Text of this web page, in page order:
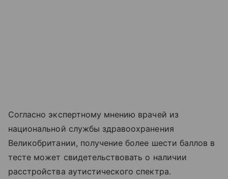
Согласно экспертному мнению врачей из
национальной службы здравоохранения
Великобритании, получение более шести баллов в
тесте может свидетельствовать о наличии
расстройства аутистического спектра.